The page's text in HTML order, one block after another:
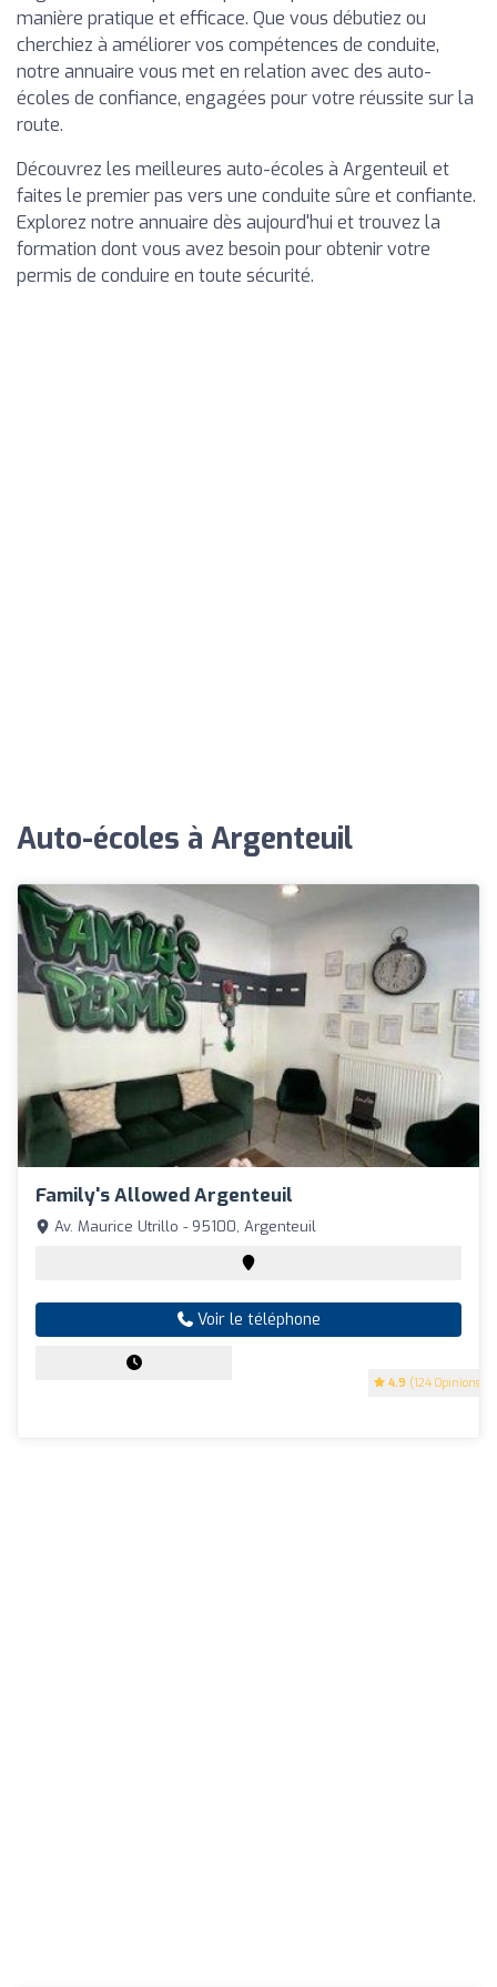
manière pratique et efficace. Que vous débutiez ou
cherchiez à améliorer vos compétences de conduite,
notre annuaire vous met en relation avec des auto-
écoles de confiance, engagées pour votre réussite sur la
route.
Découvrez les meilleures auto-écoles à Argenteuil et
faites le premier pas vers une conduite sûre et confiante.
Explorez notre annuaire dès aujourd'hui et trouvez la
formation dont vous avez besoin pour obtenir votre
permis de conduire en toute sécurité.
Auto-écoles à Argenteuil
Family's Allowed Argenteuil
4.9 (124 Opinions)
Av. Maurice Utrillo - 95100, Argenteuil
Voir le téléphone